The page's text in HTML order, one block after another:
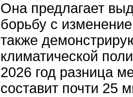
Она предлагает
борьбу с
также
климатической
2026 год разница
составит почти 25